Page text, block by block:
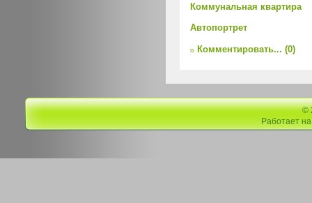
Коммунальная квартира
Автопортрет
Комментировать... (0)
©
Работает